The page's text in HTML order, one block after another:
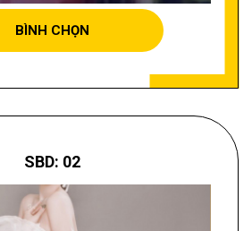
BÌNH CHỌN
SBD: 02